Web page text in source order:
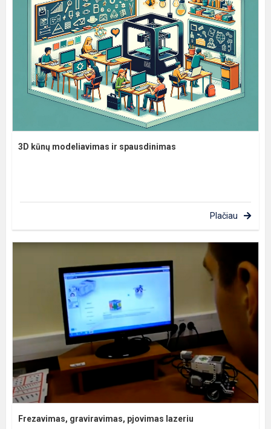
3D kūnų modeliavimas ir spausdinimas
Plačiau
Frezavimas, graviravimas, pjovimas lazeriu